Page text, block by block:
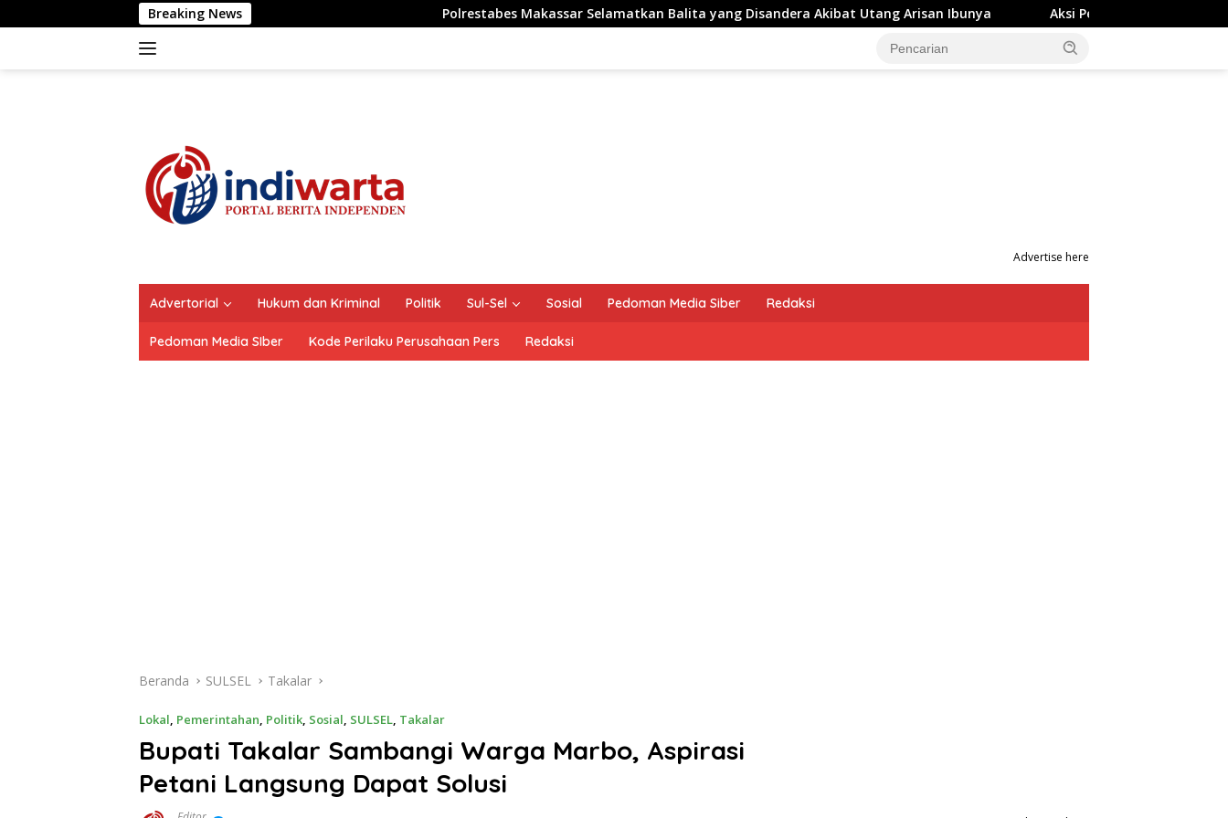
ke
Breaking News Polrestabes Makassar Selamatkan Balita yang Disandera Akibat Utang Arisan Ibunya Aksi Penyerangan OTK di Studio Gym Makassar
Advertise here
Advertorial Hukum dan Kriminal Politik Sul-Sel Sosial Pedoman Media Siber Redaksi
Pedoman Media SIber Kode Perilaku Perusahaan Pers Redaksi
Beranda SULSEL Takalar
Lokal, Pemerintahan, Politik, Sosial, SULSEL, Takalar
Bupati Takalar Sambangi Warga Marbo, Aspirasi
Petani Langsung Dapat Solusi